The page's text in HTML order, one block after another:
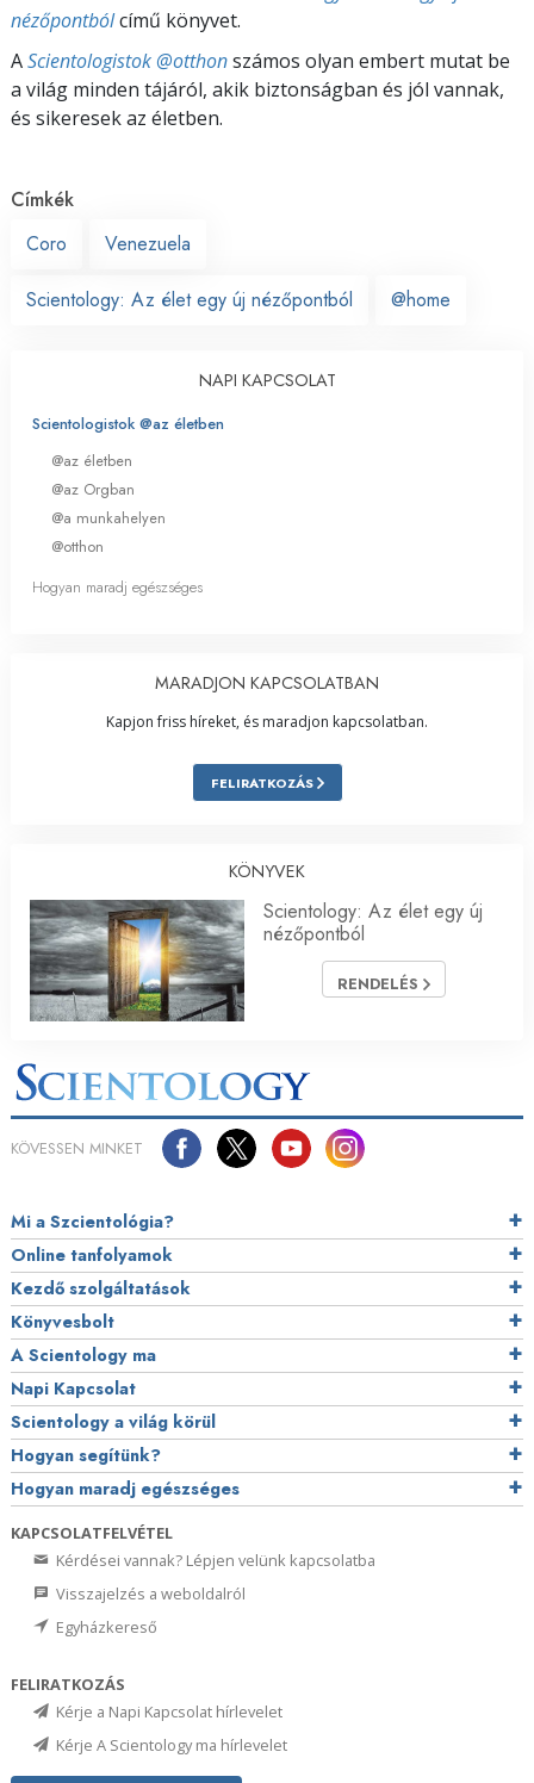
nézőpontbólcímű könyvet.
AScientologistok @otthonszámos olyan embert mutat be
a világ minden tájáról, akik biztonságban és jól vannak,
és sikeresek az életben.
Címkék
Coro
Venezuela
Scientology: Az élet egy új nézőpontból @home
NAPI KAPCSOLAT
Scientologistok @az életben
@az életben
@az Orgban
@a munkahelyen
@otthon
Hogyan maradj egészséges
MARADJON KAPCSOLATBAN
Kapjon friss híreket, és maradjon kapcsolatban.
FELIRATKOZÁS
KÖNYVEK
Scientology: Az élet egy új
nézőpontból
RENDELÉS
KÖVESSEN MINKET
Mi a Szcientológia?
Online tanfolyamok
Kezdő szolgáltatások
Könyvesbolt
A Scientology ma
Napi Kapcsolat
Scientology a világ körül
Hogyan segítünk?
Hogyan maradj egészséges
KAPCSOLATFELVÉTEL
Kérdései vannak? Lépjen velünk kapcsolatba
Visszajelzés a weboldalról
Egyházkereső
FELIRATKOZÁS
Kérje a Napi Kapcsolat hírlevelet
Kérje A Scientology ma hírlevelet